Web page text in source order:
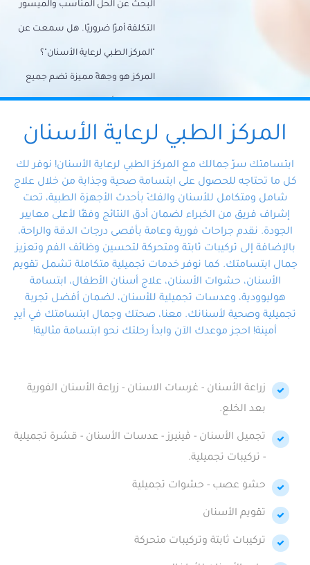
البحث عن الحل المناسب والميسور
التكلفة أمرًا ضروريًا. هل سمعت عن
"المركز الطبي لرعاية الأسنان"؟
المركز هو وجهةً مميزة تضم جميع
احتياجات الأسنان تحت سقف واحد،
وتضمن لك حلاً شاملًا لجميع
المتخصص ذوي الخبرة، ستجد نفسك
في أيد أمينة تلبي احتياجاتك بكل
احترافية ودقة.
المركز الطبي لرعاية الأسنان
ابتسامتك سرّ جمالك مع المركز الطبي لرعاية الأسنان! نوفر لك
كل ما تحتاجه للحصول على ابتسامة صحية وجذابة من خلال علاج
شامل ومتكامل للأسنان والفكّ بأحدث الأجهزة الطبية، تحت
إشراف فريق من الخبراء لضمان أدق النتائج وفقًا لأعلى معايير
الجودة. نقدم جراحات فورية وعامة بأقصى درجات الدقة والراحة،
بالإضافة إلى تركيبات ثابتة ومتحركة لتحسين وظائف الفم وتعزيز
جمال ابتسامتك. كما نوفر خدمات تجميلية متكاملة تشمل تقويم
الأسنان، حشوات الأسنان، علاج أسنان الأطفال، ابتسامة
هوليوودية، وعدسات تجميلية للأسنان، لضمان أفضل تجربة
تجميلية وصحية لأسنانك. معنا، صحتك وجمال ابتسامتك في أيدٍ
أمينة! احجز موعدك الآن وابدأ رحلتك نحو ابتسامة مثالية!
زراعة الأسنان - غرسات الاسنان - زراعة الأسنان الفورية
بعد الخلع.
تجميل الأسنان - ڤينيرز - عدسات الأسنان - قشرة تجميلية
- تركيبات تجميلية.
حشو عصب - حشوات تجميلية
تقويم الأسنان
تركيبات ثابتة وتركيبات متحركة